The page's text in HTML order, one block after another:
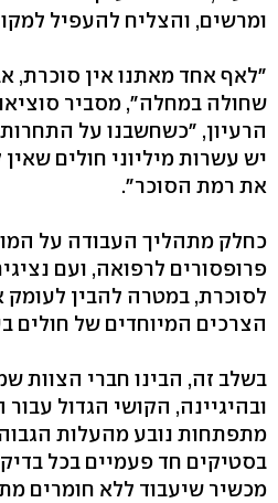
ומרשים, והצליח להעפיל
"לאף אחד מאתנו אין סוכרת,
שחולה במחלה", מסביר
הרעיון, "כשחשבנו על
יש עשרות מיליוני חולים
את רמת הסוכר".
כחלק מתהליך העבודה על
פרופסורים לרפואה, ועם
לסוכרת, במטרה להבין
הצרכים המיוחדים של חולים
בשלב זה, הבינו חברי הצוות
ובהיגיינה, הקושי הגדול עבור
מתפתחות נובע מהעלות
בסטיקים חד פעמיים בכל
מכשיר שיעבוד ללא חומרים